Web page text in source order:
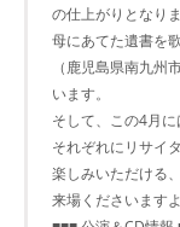
の仕上がりとなり
母にあてた遺書を
（鹿児島県南九州
います。
そして、この4月
それぞれにリサイ
楽しみいただける
来場くださいます